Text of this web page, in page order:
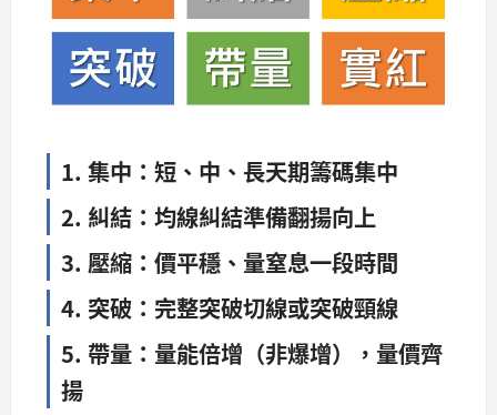
1. 集中：短、中、長天期籌碼集中
2. 糾結：均線糾結準備翻揚向上
3. 壓縮：價平穩、量窒息一段時間
4. 突破：完整突破切線或突破頸線
5. 帶量：量能倍增（非爆增），量價齊
揚